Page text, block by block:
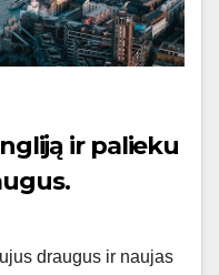
ir palieku
draugus ir naujas